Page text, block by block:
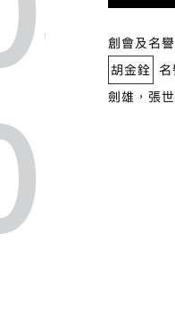
創會及名
胡金銓
劍雄，張